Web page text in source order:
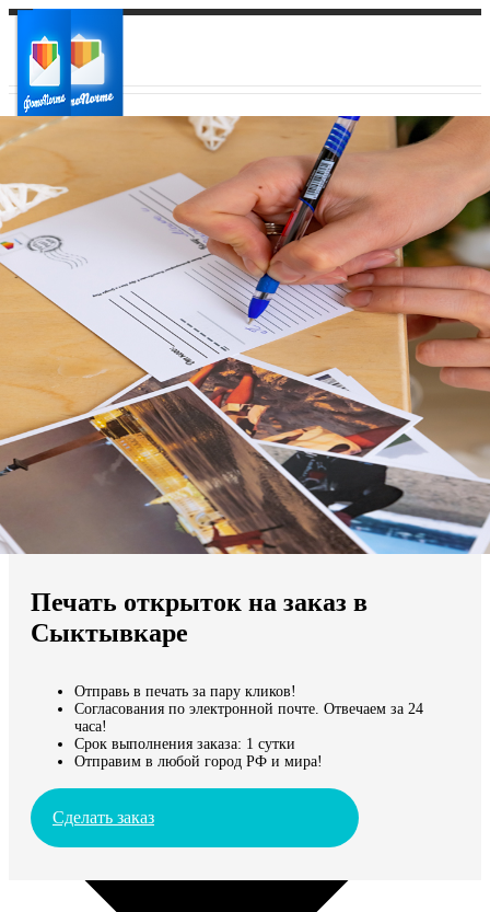
Ваш город:
Ваш регион доставки
Выберите из списка:
Мы доставляем по всему миру
Продолжить без города
Печать открыток на заказ в
Сыктывкаре
Отправь в печать за пару кликов!
Согласования по электронной почте. Отвечаем за 24
часа!
Срок выполнения заказа: 1 сутки
Отправим в любой город РФ и мира!
Сделать заказ